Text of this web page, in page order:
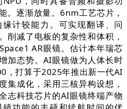
。逐渐放量。6nm工艺芯片，
计较能力。可实现翻译、问
削减了电板的复杂性和体积，
AR眼镜。估计本年瑞芯
加态势。AI眼镜做为人体长时
，打算于2025年推出新一代AI
集成化，采用三核异构设想，
志科技芯片的AI眼镜终端产物